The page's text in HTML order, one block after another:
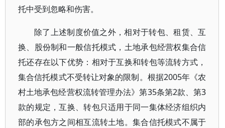
托中受到忽略和伤害。
除了上述制度价值之外，相对于转包、租赁、互
换、股份制和一般信托模式，土地承包经营权集合信
托还存在以下优势：相对于互换和转包等流转方式，
集合信托模式不受转让对象的限制。根据2005年《农
村土地承包经营权流转管理办法》第35条第2款、第3
款的规定，互换、转包只适用于同一集体经济组织内
部的承包方之间相互流转土地。集合信托模式不属于